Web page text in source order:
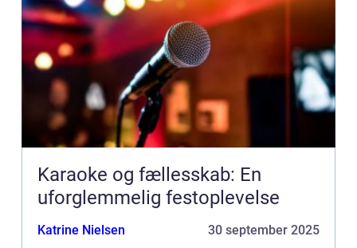
Karaoke og fællesskab: En
uforglemmelig festoplevelse
Katrine Nielsen 30 september 2025